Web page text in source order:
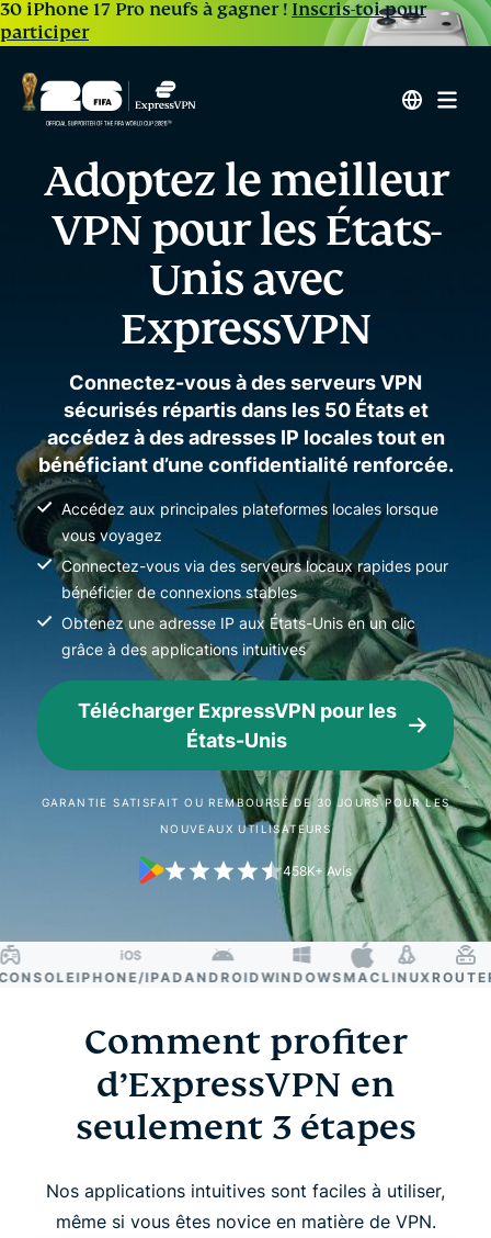
30 iPhone 17 Pro neufs à gagner ! Inscris-toi pour
participer
Adoptez le meilleur
VPN pour les États-
Unis avec
ExpressVPN
Connectez-vous à des serveurs VPN
sécurisés répartis dans les 50 États et
accédez à des adresses IP locales tout en
bénéficiant d’une confidentialité renforcée.
Accédez aux principales plateformes locales lorsque
vous voyagez
Connectez-vous via des serveurs locaux rapides pour
bénéficier de connexions stables
Obtenez une adresse IP aux États-Unis en un clic
grâce à des applications intuitives
Télécharger ExpressVPN pour les
États-Unis
GARANTIE SATISFAIT OU REMBOURSÉ DE 30 JOURS POUR LES
NOUVEAUX UTILISATEURS
458K+ Avis
IPHONE/IPADANDROIDWINDOWSMACLINUX ROUTER
Comment profiter
d’ExpressVPN en
seulement 3 étapes
Nos applications intuitives sont faciles à utiliser,
même si vous êtes novice en matière de VPN.